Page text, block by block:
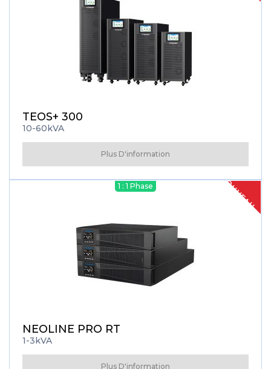
TEOS+ 300
10-60kVA
Plus D'information
NOUVEAU
1 : 1 Phase
NEOLINE PRO RT
1-3kVA
Plus D'information